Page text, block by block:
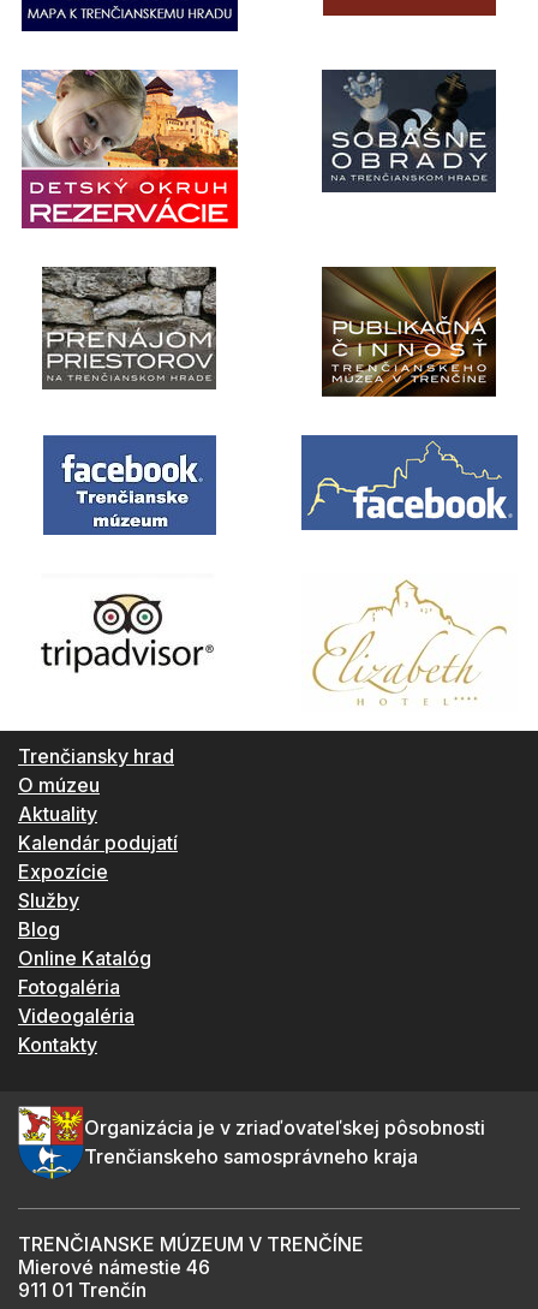
Trenčiansky hrad
O múzeu
Aktuality
Kalendár podujatí
Expozície
Služby
Blog
Online Katalóg
Fotogaléria
Videogaléria
Kontakty
Organizácia je v zriaďovateľskej pôsobnosti
Trenčianskeho samosprávneho kraja
TRENČIANSKE MÚZEUM V TRENČÍNE
Mierové námestie 46
911 01 Trenčín